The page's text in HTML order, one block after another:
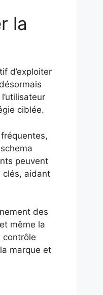
la
d’exploiter
ciblée.
peuvent
clés, aidant
des
même la
contrôle
marque et